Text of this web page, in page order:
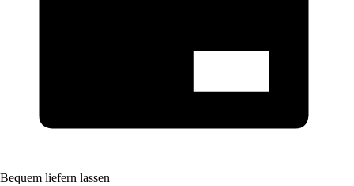
Bequem liefern lassen